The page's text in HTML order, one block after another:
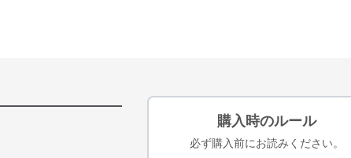
購入時のルール
必ず購入前にお読みください。